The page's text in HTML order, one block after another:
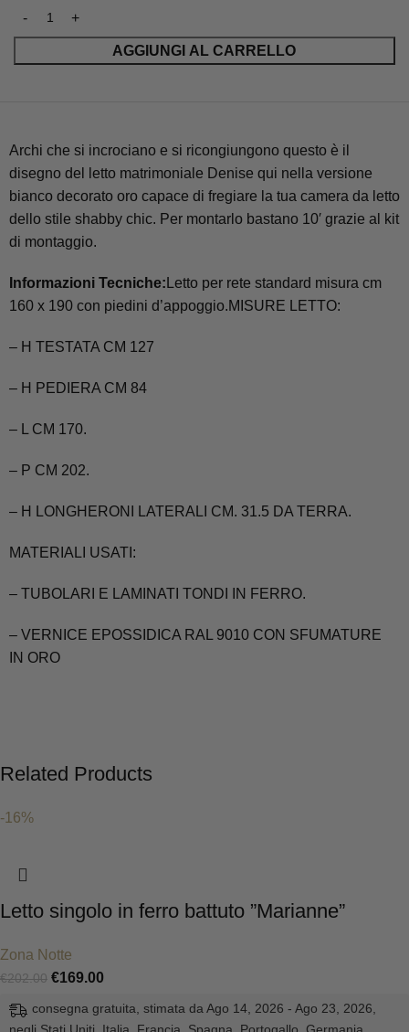
AGGIUNGI AL CARRELLO
Archi che si incrociano e si ricongiungono questo è il
disegno del letto matrimoniale Denise qui nella versione
bianco decorato oro capace di fregiare la tua camera da letto
dello stile shabby chic. Per montarlo bastano 10′ grazie al kit
di montaggio.
Informazioni Tecniche: Letto per rete standard misura cm
160 x 190 con piedini d’appoggio.MISURE LETTO:
– H TESTATA CM 127
– H PEDIERA CM 84
– L CM 170.
– P CM 202.
– H LONGHERONI LATERALI CM. 31.5 DA TERRA.
MATERIALI USATI:
– TUBOLARI E LAMINATI TONDI IN FERRO.
– VERNICE EPOSSIDICA RAL 9010 CON SFUMATURE
IN ORO
Related Products
-16%
Letto singolo in ferro battuto ”Marianne”
Zona Notte
€202.00 €169.00
consegna gratuita, stimata da Ago 14, 2026 - Ago 23, 2026,
negli Stati Uniti, Italia, Francia, Spagna, Portogallo, Germania,